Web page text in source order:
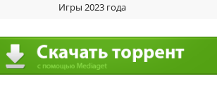
Игры 2023 года